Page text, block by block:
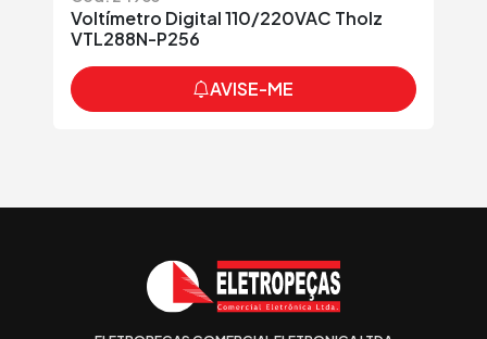
Voltímetro Digital 110/220VAC Tholz
VTL288N-P256
AVISE-ME